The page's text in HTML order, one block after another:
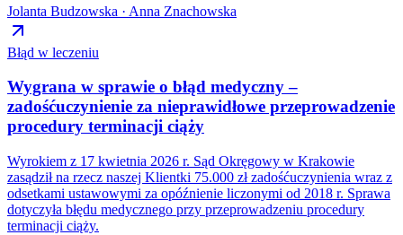
Jolanta Budzowska · Anna Znachowska
Błąd w leczeniu
Wygrana w sprawie o błąd medyczny –
zadośćuczynienie za nieprawidłowe przeprowadzenie
procedury terminacji ciąży
Wyrokiem z 17 kwietnia 2026 r. Sąd Okręgowy w Krakowie
zasądził na rzecz naszej Klientki 75.000 zł zadośćuczynienia wraz z
odsetkami ustawowymi za opóźnienie liczonymi od 2018 r. Sprawa
dotyczyła błędu medycznego przy przeprowadzeniu procedury
terminacji ciąży.